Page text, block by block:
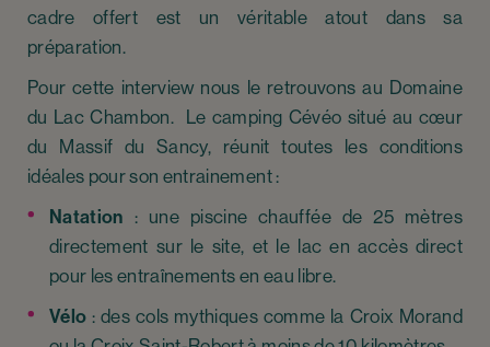
cadre offert est un véritable atout dans sa
préparation.
Pour cette interview nous le retrouvons au Domaine
du Lac Chambon. Le camping Cévéo situé au cœur
du Massif du Sancy, réunit toutes les conditions
idéales pour son entrainement :
Natation : une piscine chauffée de 25 mètres
directement sur le site, et le lac en accès direct
pour les entraînements en eau libre.
Vélo : des cols mythiques comme la Croix Morand